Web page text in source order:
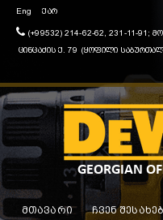
Eng ქარ
(+99532) 214-62-62, 231-11-91;
ცინცაძის ქ. 79 (ყოფილი
მთავარი ჩვენ შესახებ